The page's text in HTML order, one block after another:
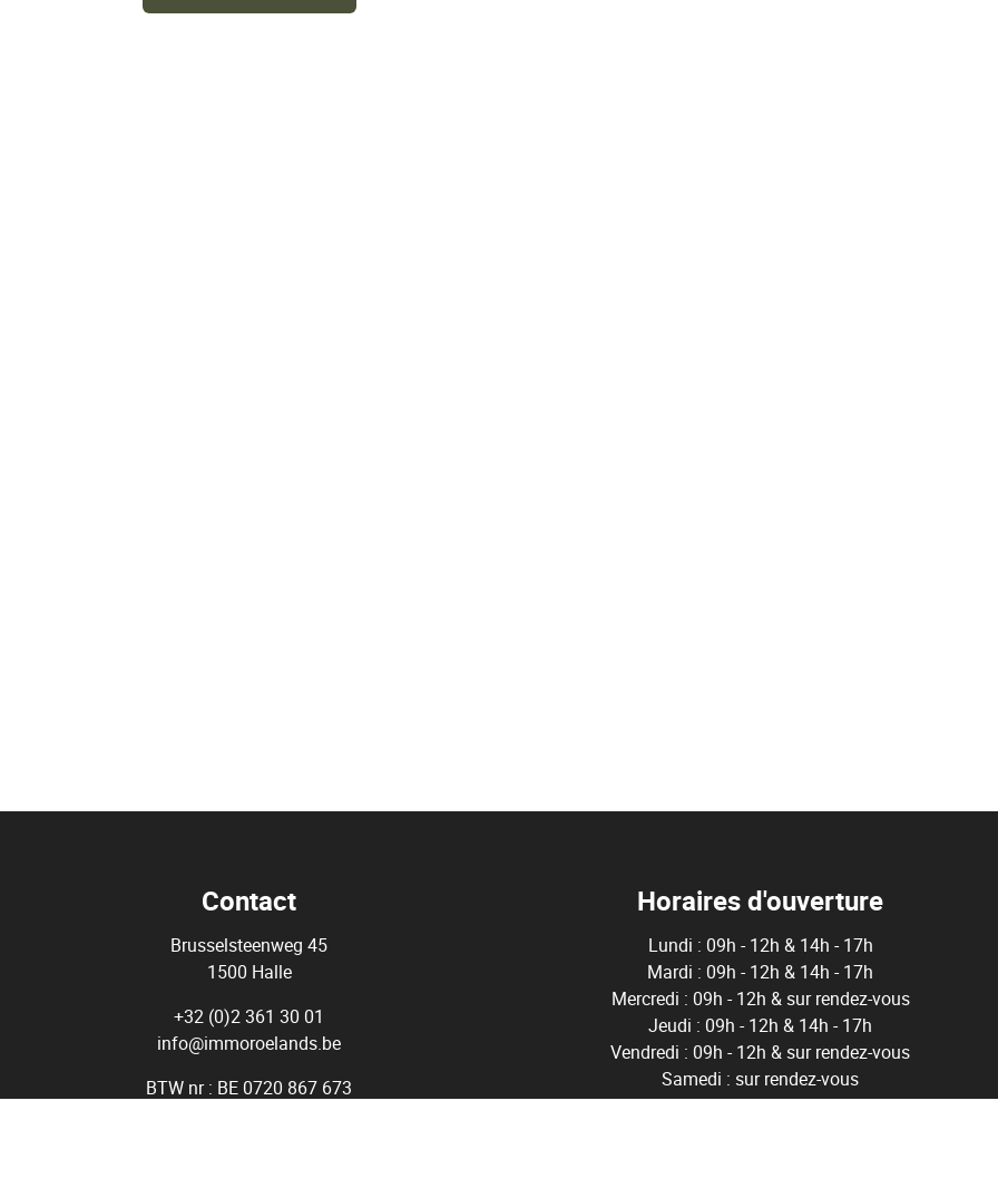
Contact
Brusselsteenweg 45
1500 Halle
+32 (0)2 361 30 01
info@immoroelands.be
BTW nr : BE 0720 867 673
Horaires d'ouverture
Lundi : 09h - 12h & 14h - 17h
Mardi : 09h - 12h & 14h - 17h
Mercredi : 09h - 12h & sur rendez-vous
Jeudi : 09h - 12h & 14h - 17h
Vendredi : 09h - 12h & sur rendez-vous
Samedi : sur rendez-vous